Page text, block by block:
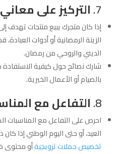
7. التركيز على
إذا كان متجرك يبيع منتجات تهدف
الزينة الرمضانية أو أدوات
الديني والروحي من رمضان.
شارك نصائح حول كيفية
بالصيام أو الأعمال الخيرية.
8. التفاعل مع
احرص على التفاعل مع المناسبات
العيد، أو حتى اليوم الوطني إذا كان
تخصيص حملات ترويجيةأو محتوى